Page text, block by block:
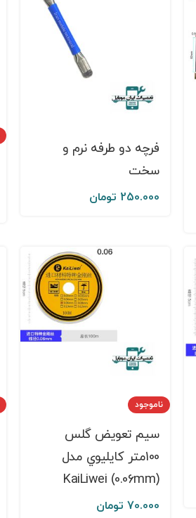
فرچه دو طرفه نرم و
سخت
250.000 تومان
ناموجود
سيم تعويض گلس
100متر کايليوي مدل
(KaiLiwei (0.06mm
70.000 تومان